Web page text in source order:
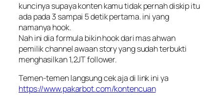
kuncinya supaya konten kamu tidak pernah diskip itu
ada pada 3 sampai 5 detik pertama. ini yang
namanya hook.
Nah ini dia formula bikin hook dari mas ahwan
pemilik channel awaan story yang sudah terbukti
menghasilkan 1,2JT follower.
Temen-temen langsung cek aja di link ini ya
https://www.pakarbot.com/kontencuan